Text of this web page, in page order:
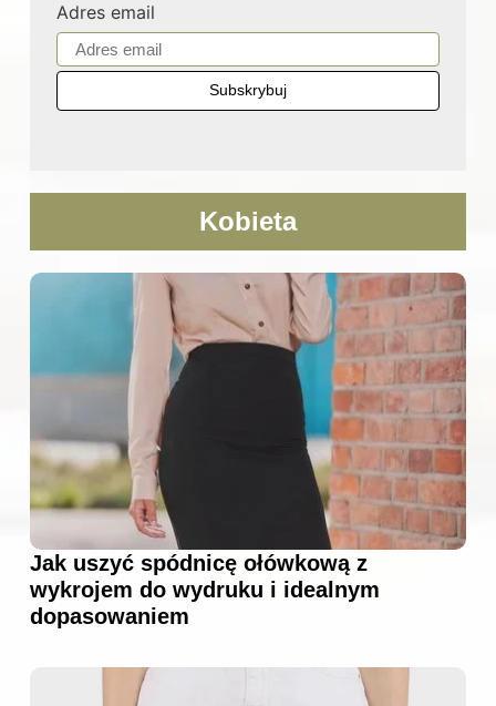
Adres email
Kobieta
Jak uszyć spódnicę ołówkową z
wykrojem do wydruku i idealnym
dopasowaniem